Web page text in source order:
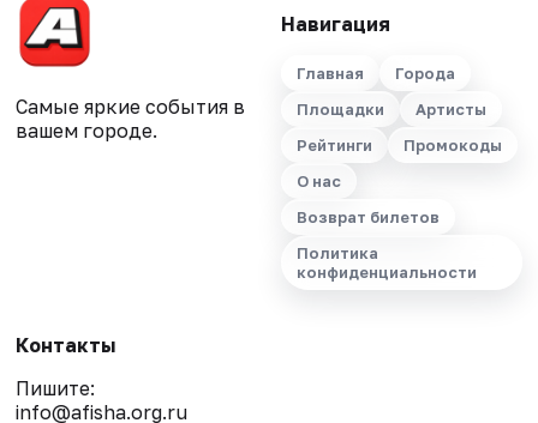
Самые яркие события в
вашем городе.
Навигация
Главная
Города
Площадки
Артисты
Рейтинги
Промокоды
О нас
Возврат билетов
Политика
конфиденциальности
Контакты
Пишите:
info@afisha.org.ru